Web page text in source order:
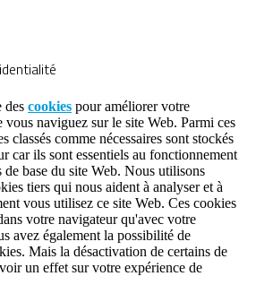
des cookies pour améliorer votre
vous naviguez sur le site Web. Parmi ces
classés comme nécessaires sont stockés
car ils sont essentiels au fonctionnement
base du site Web. Nous utilisons
tiers qui nous aident à analyser et à
vous utilisez ce site Web. Ces cookies
votre navigateur qu'avec votre
avez également la possibilité de
Mais la désactivation de certains de
un effet sur votre expérience de